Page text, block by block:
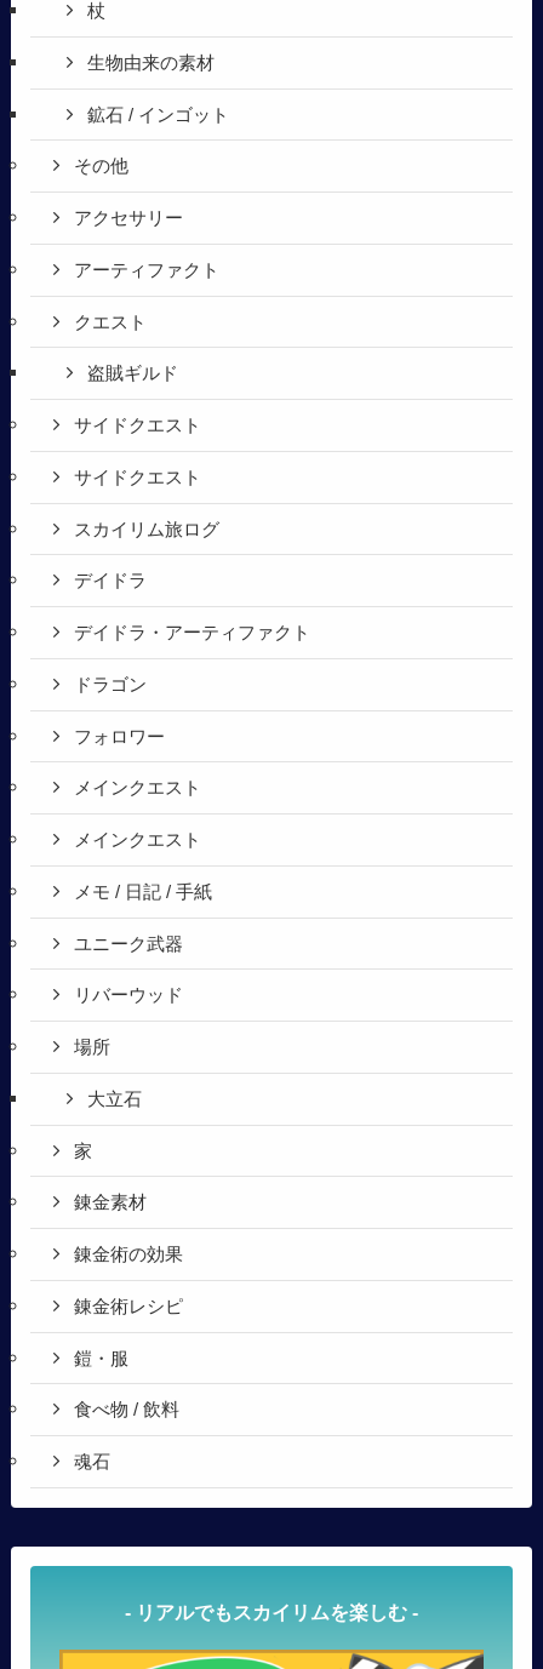
杖
生物由来の素材
鉱石 / インゴット
その他
アクセサリー
アーティファクト
クエスト
盗賊ギルド
サイドクエスト
サイドクエスト
スカイリム旅ログ
デイドラ
デイドラ・アーティファクト
ドラゴン
フォロワー
メインクエスト
メインクエスト
メモ / 日記 / 手紙
ユニーク武器
リバーウッド
場所
大立石
家
錬金素材
錬金術の効果
錬金術レシピ
鎧・服
食べ物 / 飲料
魂石
- リアルでもスカイリムを楽しむ -